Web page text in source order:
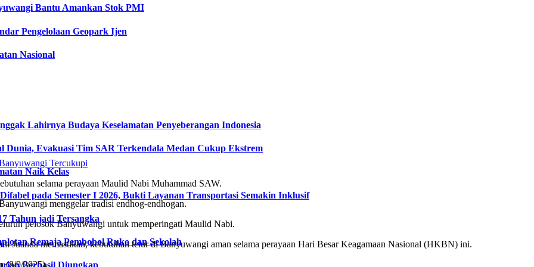
Bantu Amankan Stok PMI
Pengelolaan Geopark Ijen
Nasional
Lahirnya Budaya Keselamatan Penyeberangan Indonesia
Dunia, Evakuasi Tim SAR Terkendala Medan Cukup Ekstrem
Naik Kelas
pada Semester I 2026, Bukti Layanan Transportasi Semakin Inklusif
Tahun jadi Tersangka
Remaja Pembobol Ruko dan Sekolah
selama perayaan Maulid Nabi Muhammad SAW.
menggelar tradisi endhog-endhogan.
pelosok Banyuwangi untuk memperingati Maulid Nabi.
Juanda memastikan, kebutuhan telur di Banyuwangi aman selama perayaan Hari Besar Keagamaan Nasional (HKBN) ini.
(8/9/2025).